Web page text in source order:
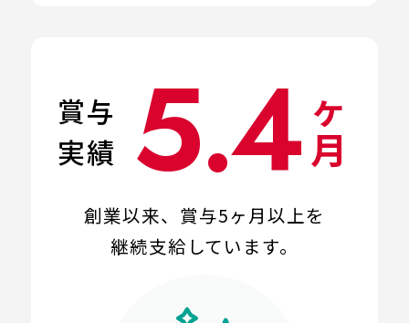
賞与
実績 5.4 ヶ
月
創業以来、賞与5ヶ月以上を
継続支給しています。